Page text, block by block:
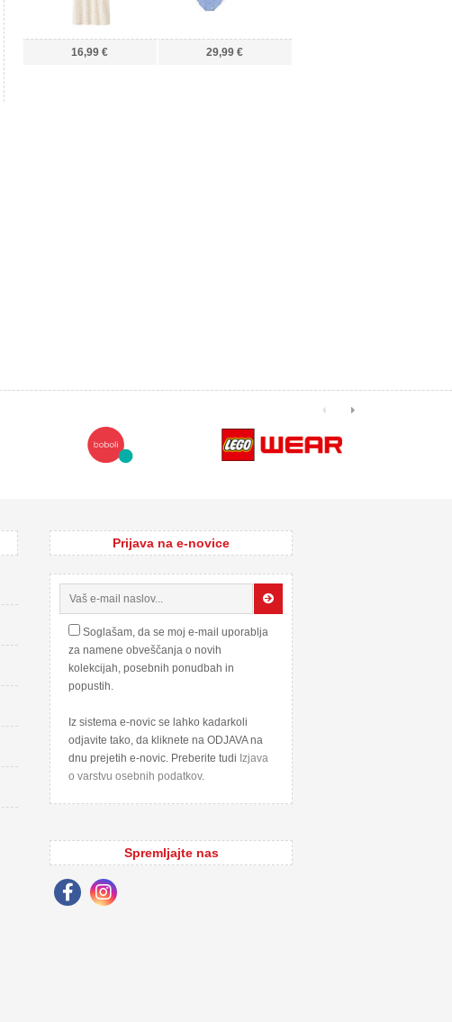
16,99 € 29,99 €
Prijava na e-novice
Soglašam, da se moj e-mail uporablja
za namene obveščanja o novih
kolekcijah, posebnih ponudbah in
popustih.
Iz sistema e-novic se lahko kadarkoli
odjavite tako, da kliknete na ODJAVA na
dnu prejetih e-novic. Preberite tudi Izjava
o varstvu osebnih podatkov.
Spremljajte nas